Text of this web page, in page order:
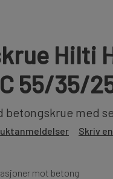
Hilti
55/35/
betongskrue med
Skriv
mot betong